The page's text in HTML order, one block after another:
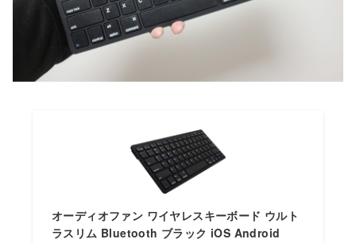
オーディオファン ワイヤレスキーボード ウルト
ラスリム Bluetooth ブラック iOS Android